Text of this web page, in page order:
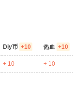
Diy币 +10 热血 +10
+ 10 + 10